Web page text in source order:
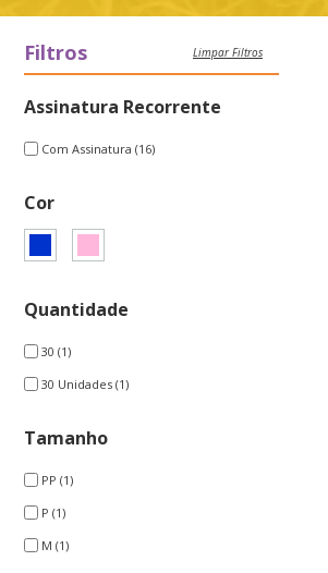
Filtros Limpar Filtros
Assinatura Recorrente
Com Assinatura (16)
Cor
Quantidade
30 (1)
30 Unidades (1)
Tamanho
PP (1)
P (1)
M (1)